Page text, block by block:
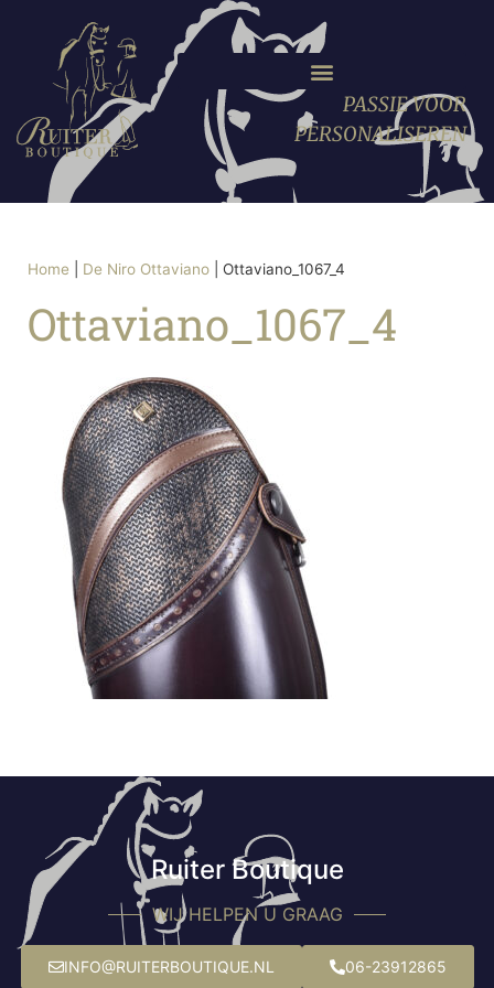
PASSIE VOOR
PERSONALISEREN
Home De Niro Ottaviano Ottaviano_1067_4
Ottaviano_1067_4
Ruiter Boutique
WIJ HELPEN U GRAAG
INFO@RUITERBOUTIQUE.NL 06-23912865